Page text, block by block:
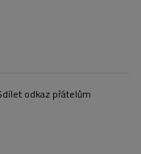
odkaz přátelům